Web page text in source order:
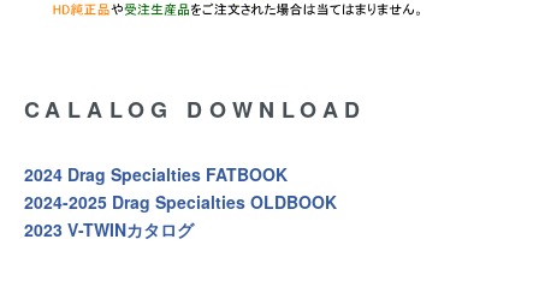
CALALOG DOWNLOAD
2024 Drag Specialties FATBOOK
2024-2025 Drag Specialties OLDBOOK
2023 V-TWINカタログ